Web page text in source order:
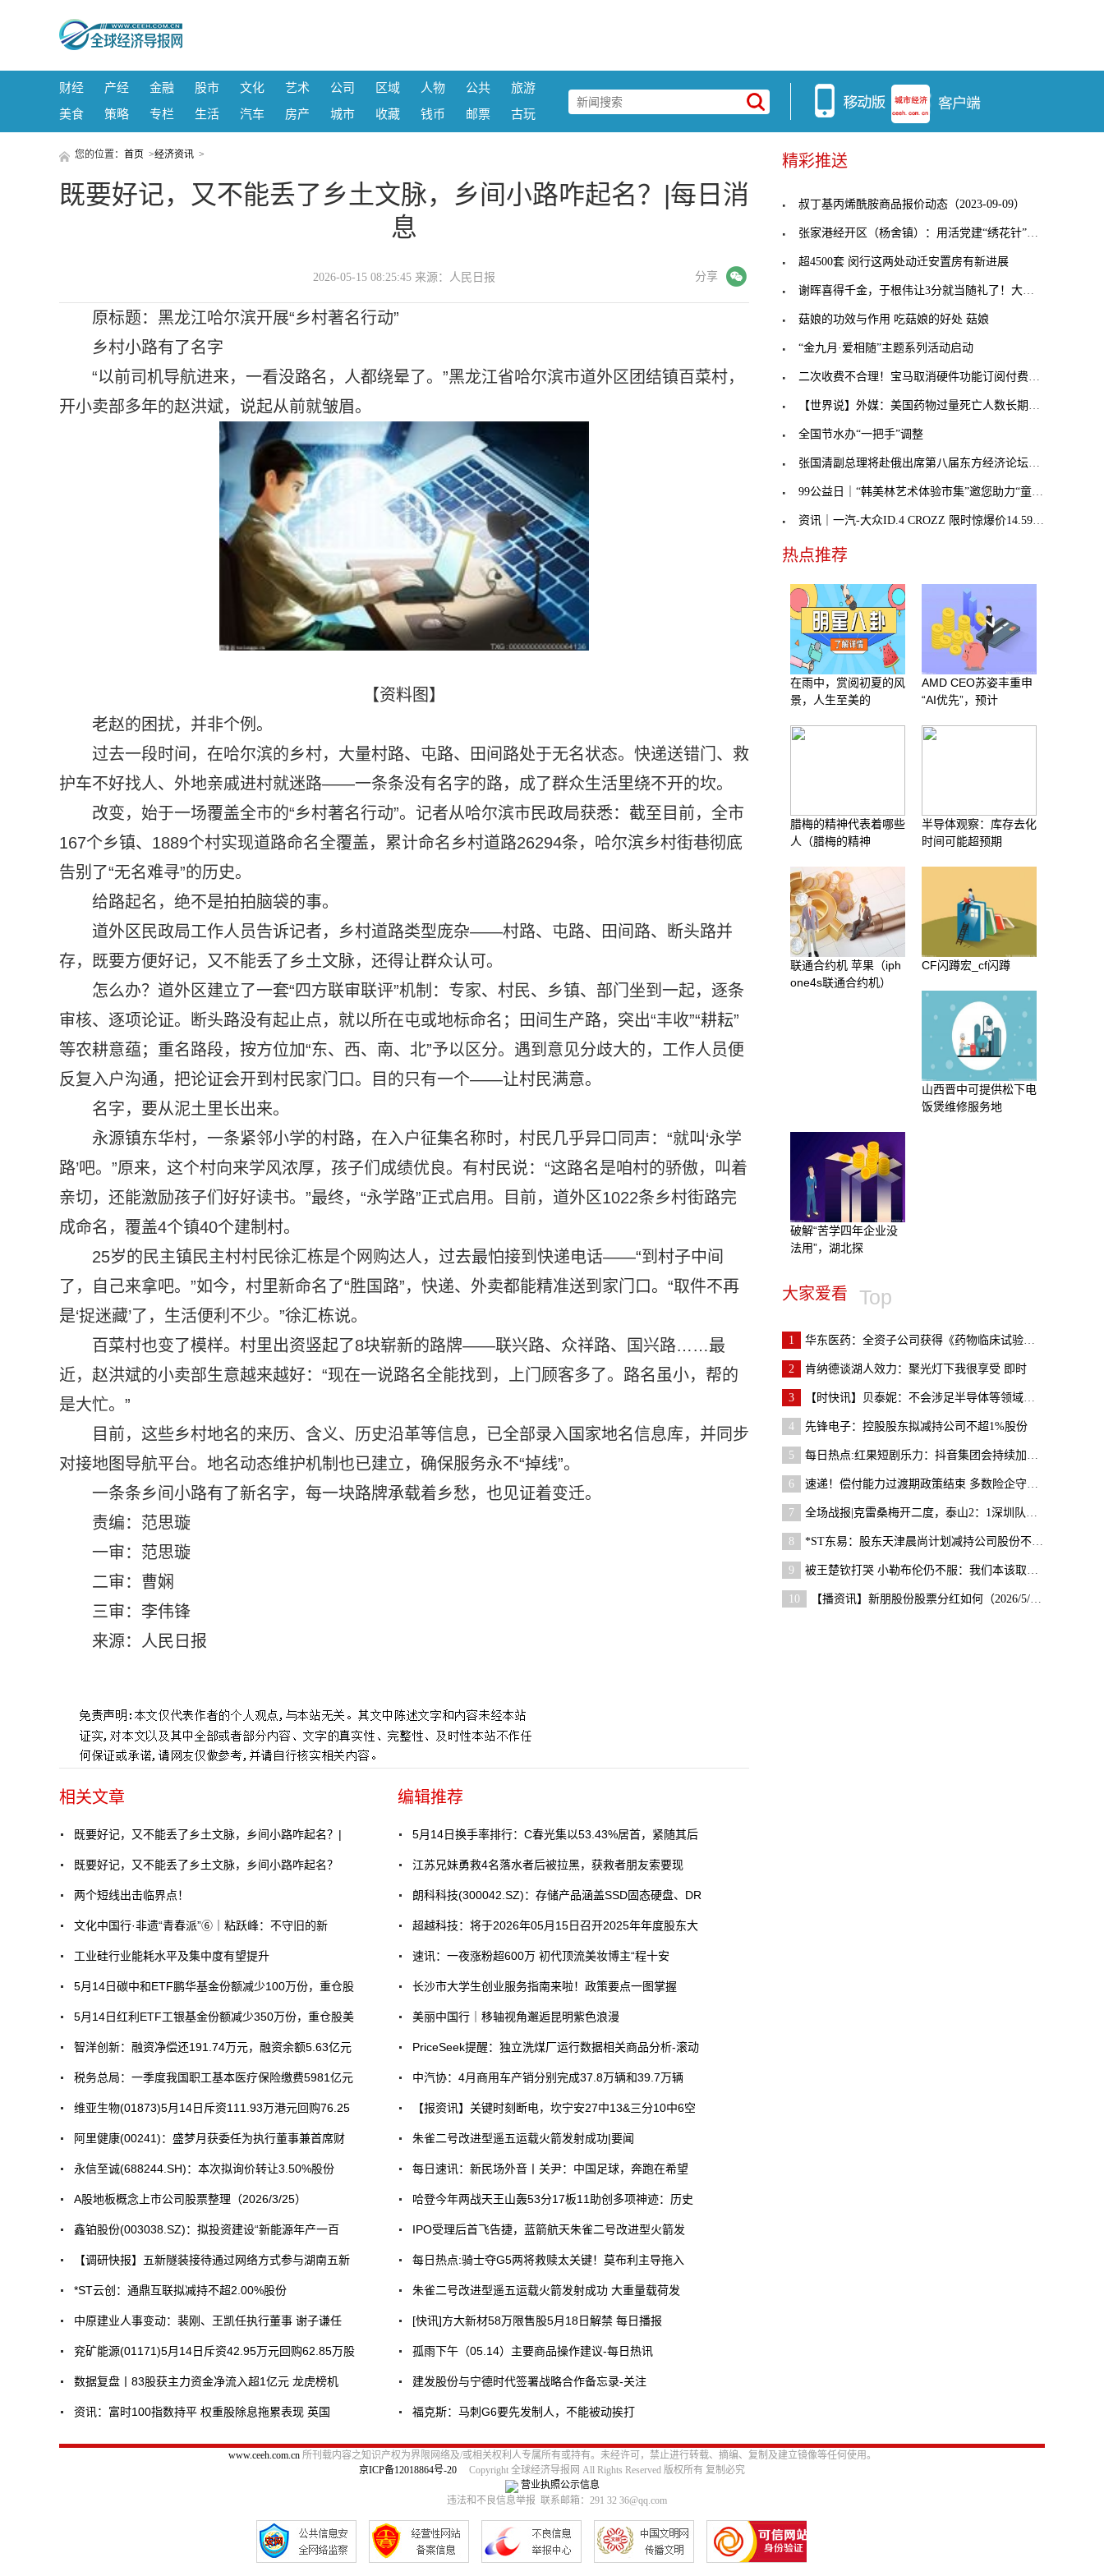
财经 产经 金融 股市 文化 艺术 公司 区域 人物 公共
旅游
美食
策略 专栏 生活 汽车 房产 城市 收藏 钱币 邮票 古玩
您的位置： 首页 >经济资讯 >
既要好记，又不能丢了乡土文脉，乡间小路咋起名？|每日消
息
2026-05-15 08:25:45 来源：人民日报 分享
原标题：黑龙江哈尔滨开展“乡村著名行动”
乡村小路有了名字
“以前司机导航进来，一看没路名，人都绕晕了。”黑龙江省哈尔滨市道外区团结镇百菜村，
开小卖部多年的赵洪斌，说起从前就皱眉。
【资料图】
老赵的困扰，并非个例。
过去一段时间，在哈尔滨的乡村，大量村路、屯路、田间路处于无名状态。快递送错门、救
护车不好找人、外地亲戚进村就迷路——一条条没有名字的路，成了群众生活里绕不开的坎。
改变，始于一场覆盖全市的“乡村著名行动”。记者从哈尔滨市民政局获悉：截至目前，全市
167个乡镇、1889个村实现道路命名全覆盖，累计命名乡村道路26294条，哈尔滨乡村街巷彻底
告别了“无名难寻”的历史。
给路起名，绝不是拍拍脑袋的事。
道外区民政局工作人员告诉记者，乡村道路类型庞杂——村路、屯路、田间路、断头路并
存，既要方便好记，又不能丢了乡土文脉，还得让群众认可。
怎么办？道外区建立了一套“四方联审联评”机制：专家、村民、乡镇、部门坐到一起，逐条
审核、逐项论证。断头路没有起止点，就以所在屯或地标命名；田间生产路，突出“丰收”“耕耘”
等农耕意蕴；重名路段，按方位加“东、西、南、北”予以区分。遇到意见分歧大的，工作人员便
反复入户沟通，把论证会开到村民家门口。目的只有一个——让村民满意。
名字，要从泥土里长出来。
永源镇东华村，一条紧邻小学的村路，在入户征集名称时，村民几乎异口同声：“就叫‘永学
路’吧。”原来，这个村向来学风浓厚，孩子们成绩优良。有村民说：“这路名是咱村的骄傲，叫着
亲切，还能激励孩子们好好读书。”最终，“永学路”正式启用。目前，道外区1022条乡村街路完
成命名，覆盖4个镇40个建制村。
25岁的民主镇民主村村民徐汇栋是个网购达人，过去最怕接到快递电话——“到村子中间
了，自己来拿吧。”如今，村里新命名了“胜国路”，快递、外卖都能精准送到家门口。“取件不再
是‘捉迷藏’了，生活便利不少。”徐汇栋说。
百菜村也变了模样。村里出资竖起了8块崭新的路牌——联兴路、众祥路、国兴路……最
近，赵洪斌的小卖部生意越来越好：“现在一说路名全能找到，上门顾客多了。路名虽小，帮的
是大忙。”
目前，这些乡村地名的来历、含义、历史沿革等信息，已全部录入国家地名信息库，并同步
对接地图导航平台。地名动态维护机制也已建立，确保服务永不“掉线”。
一条条乡间小路有了新名字，每一块路牌承载着乡愁，也见证着变迁。
责编：范思璇
一审：范思璇
二审：曹娴
三审：李伟锋
来源：人民日报
相关文章
既要好记，又不能丢了乡土文脉，乡间小路咋起名？|
既要好记，又不能丢了乡土文脉，乡间小路咋起名？
两个短线出击临界点！
文化中国行·非遗“青春派”⑥｜粘跃峰：不守旧的新
工业硅行业能耗水平及集中度有望提升
5月14日碳中和ETF鹏华基金份额减少100万份，重仓股
5月14日红利ETF工银基金份额减少350万份，重仓股美
智洋创新：融资净偿还191.74万元，融资余额5.63亿元
税务总局：一季度我国职工基本医疗保险缴费5981亿元
维亚生物(01873)5月14日斥资111.93万港元回购76.25
阿里健康(00241)：盛梦月获委任为执行董事兼首席财
永信至诚(688244.SH)：本次拟询价转让3.50%股份
A股地板概念上市公司股票整理（2026/3/25）
鑫铂股份(003038.SZ)：拟投资建设“新能源年产一百
【调研快报】五新隧装接待通过网络方式参与湖南五新
*ST云创：通鼎互联拟减持不超2.00%股份
中原建业人事变动：裴刚、王凯任执行董事 谢子谦任
兖矿能源(01171)5月14日斥资42.95万元回购62.85万股
数据复盘丨83股获主力资金净流入超1亿元 龙虎榜机
资讯：富时100指数持平 权重股除息拖累表现 英国
编辑推荐
5月14日换手率排行：C春光集以53.43%居首，紧随其后
江苏兄妹勇救4名落水者后被拉黑，获救者朋友索要现
朗科科技(300042.SZ)：存储产品涵盖SSD固态硬盘、DR
超越科技：将于2026年05月15日召开2025年年度股东大
速讯：一夜涨粉超600万 初代顶流美妆博主“程十安
长沙市大学生创业服务指南来啦！政策要点一图掌握
美丽中国行｜移轴视角邂逅昆明紫色浪漫
PriceSeek提醒：独立洗煤厂运行数据相关商品分析-滚动
中汽协：4月商用车产销分别完成37.8万辆和39.7万辆
【报资讯】关键时刻断电，坎宁安27中13&三分10中6空
朱雀二号改进型遥五运载火箭发射成功|要闻
每日速讯：新民场外音丨关尹：中国足球，奔跑在希望
哈登今年两战天王山轰53分17板11助创多项神迹：历史
IPO受理后首飞告捷，蓝箭航天朱雀二号改进型火箭发
每日热点:骑士夺G5两将救赎太关键！莫布利主导拖入
朱雀二号改进型遥五运载火箭发射成功 大重量载荷发
[快讯]方大新材58万限售股5月18日解禁 每日播报
孤雨下午（05.14）主要商品操作建议-每日热讯
建发股份与宁德时代签署战略合作备忘录-关注
福克斯：马刺G6要先发制人，不能被动挨打
精彩推送
叔丁基丙烯酰胺商品报价动态（2023-09-09）
张家港经开区（杨舍镇）：用活党建“绣花针”，穿起
超4500套 闵行这两处动迁安置房有新进展
谢晖喜得千金，于根伟让3分就当随礼了！大连人客战
菇娘的功效与作用 吃菇娘的好处 菇娘
“金九月·爱相随”主题系列活动启动
二次收费不合理！宝马取消硬件功能订阅付费，奔驰不
【世界说】外媒：美国药物过量死亡人数长期处于历史
全国节水办“一把手”调整
张国清副总理将赴俄出席第八届东方经济论坛，外交部
99公益日｜“韩美林艺术体验市集”邀您助力“童音童
资讯｜一汽-大众ID.4 CROZZ 限时惊爆价14.59万元起
热点推荐
在雨中，赏阅初夏的风
景，人生至美的
AMD CEO苏姿丰重申
“AI优先”，预计
腊梅的精神代表着哪些
人（腊梅的精神
半导体观察：库存去化
时间可能超预期
联通合约机 苹果（iph
one4s联通合约机）
CF闪蹲宏_cf闪蹲
山西晋中可提供松下电
饭煲维修服务地
破解“苦学四年企业没
法用”，湖北探
大家爱看 Top
1 华东医药：全资子公司获得《药物临床试验批准通知书
2 肯纳德谈湖人效力：聚光灯下我很享受 即时
3 【时快讯】贝泰妮：不会涉足半导体等领域，无投资AI
4 先锋电子：控股股东拟减持公司不超1%股份
5 每日热点:红果短剧乐力：抖音集团会持续加大对真人
6 速递！偿付能力过渡期政策结束 多数险企守住了“安
7 全场战报|克雷桑梅开二度，泰山2：1深圳队，迎来两
8 *ST东易：股东天津晨尚计划减持公司股份不超过约142
9 被王楚钦打哭 小勒布伦仍不服：我们本该取胜 中国
10 【播资讯】新朋股份股票分红如何（2026/5/10）
www.ceeh.com.cn所刊载内容之知识产权为界限网络及/或相关权利人专属所有或持有。未经许可，禁止进行转载、摘编、复制及建立镜像等任何使用。
京ICP备12018864号-20 Copyright 全球经济导报网 All Rights Reserved 版权所有 复制必究
营业执照公示信息
违法和不良信息举报 联系邮箱：291 32 36@qq.com